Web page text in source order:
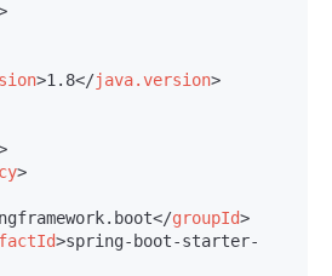
>1.8</java.version>
>
</groupId>
>spring-boot-starter-